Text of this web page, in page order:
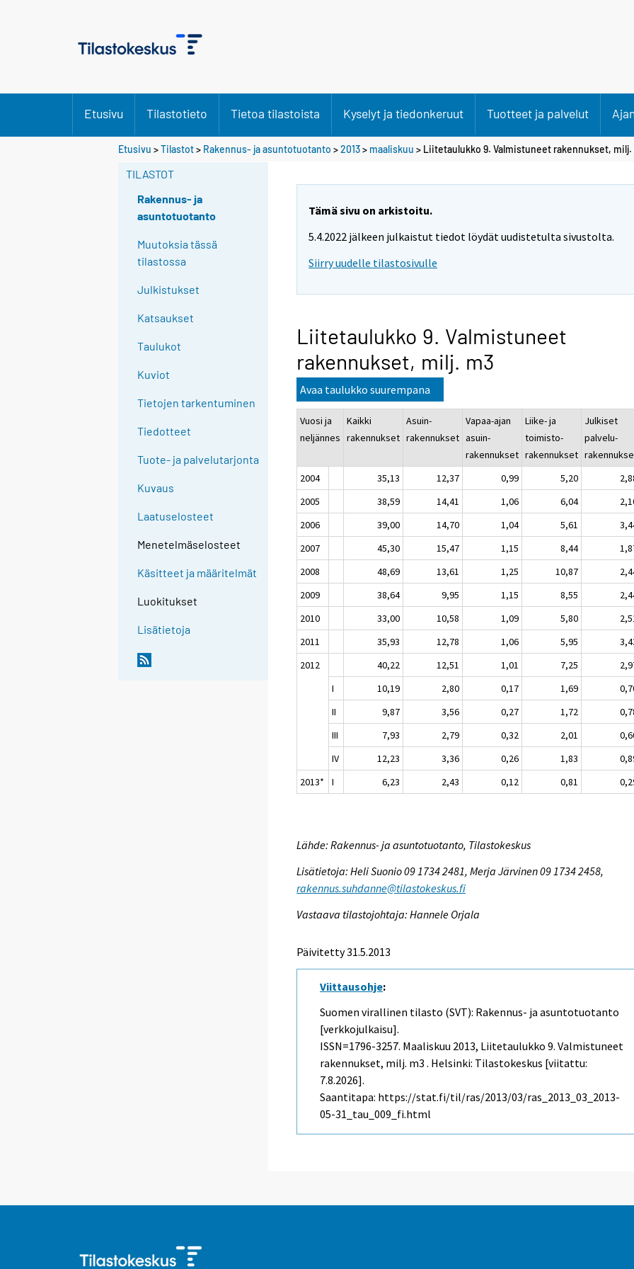
Etusivu Tilastotieto Tietoa tilastoista Kyselyt ja tiedonkeruut Tuotteet ja palvelut
Etusivu >Tilastot> Rakennus- ja asuntotuotanto >2013> maaliskuu > Liitetaulukko 9. Valmistuneet rakennukset, milj.
TILASTOT
Rakennus- ja
asuntotuotanto
Muutoksia tässä
tilastossa
Julkistukset
Katsaukset
Taulukot
Kuviot
Tietojen tarkentuminen
Tiedotteet
Tuote- ja palvelutarjonta
Kuvaus
Laatuselosteet
Menetelmäselosteet
Käsitteet ja määritelmät
Luokitukset
Lisätietoja
Tämä sivu on arkistoitu.
5.4.2022 jälkeen julkaistut tiedot löydät uudistetulta sivustolta.
Siirry uudelle tilastosivulle
Liitetaulukko 9. Valmistuneet
rakennukset, milj. m3
Avaa taulukko suurempana
Vuosi ja
neljännes
Kaikki
rakennukset
Asuin-
rakennukset
Vapaa-ajan
asuin-
rakennukset
Liike- ja
toimisto-
rakennukset
Julkiset
palvelu-
2004 35,13 12,37 0,99 5,20
2005
38,59 14,41 1,06 6,04
2006
39,00 14,70 1,04 5,61
2007
45,30 15,47 1,15 8,44
2008
48,69 13,61 1,25 10,87
2009
38,64 9,95 1,15 8,55
2010
33,00 10,58 1,09 5,80
2011
35,93 12,78 1,06 5,95
2012
40,22 12,51 1,01 7,25
I
10,19 2,80 0,17 1,69
II
9,87 3,56 0,27 1,72
III
7,93 2,79 0,32 2,01
IV
12,23 3,36 0,26 1,83
2013*
I 6,23 2,43 0,12 0,81
Lähde: Rakennus- ja asuntotuotanto, Tilastokeskus
Lisätietoja: Heli Suonio 09 1734 2481, Merja Järvinen 09 1734 2458,
rakennus.suhdanne@tilastokeskus.fi
Vastaava tilastojohtaja: Hannele Orjala
Päivitetty 31.5.2013
Viittausohje:
Suomen virallinen tilasto (SVT): Rakennus- ja asuntotuotanto
[verkkojulkaisu].
ISSN=1796-3257. Maaliskuu 2013, Liitetaulukko 9. Valmistuneet
rakennukset, milj. m3 . Helsinki: Tilastokeskus [viitattu:
7.8.2026].
Saantitapa: https://stat.fi/til/ras/2013/03/ras_2013_03_2013-
05-31_tau_009_fi.html